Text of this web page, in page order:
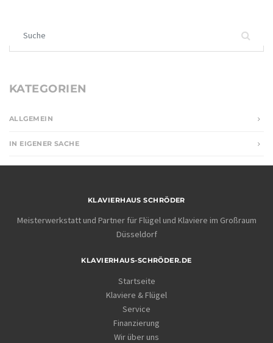
KATEGORIEN
ALLGEMEIN
IN EIGENER SACHE
KLAVIERHAUS SCHRÖDER
Meisterwerkstatt und Partner für Flügel und Klaviere im Großraum
Düsseldorf
KLAVIERHAUS-SCHRÖDER.DE
Startseite
Klaviere & Flügel
Service
Finanzierung
Wir über uns